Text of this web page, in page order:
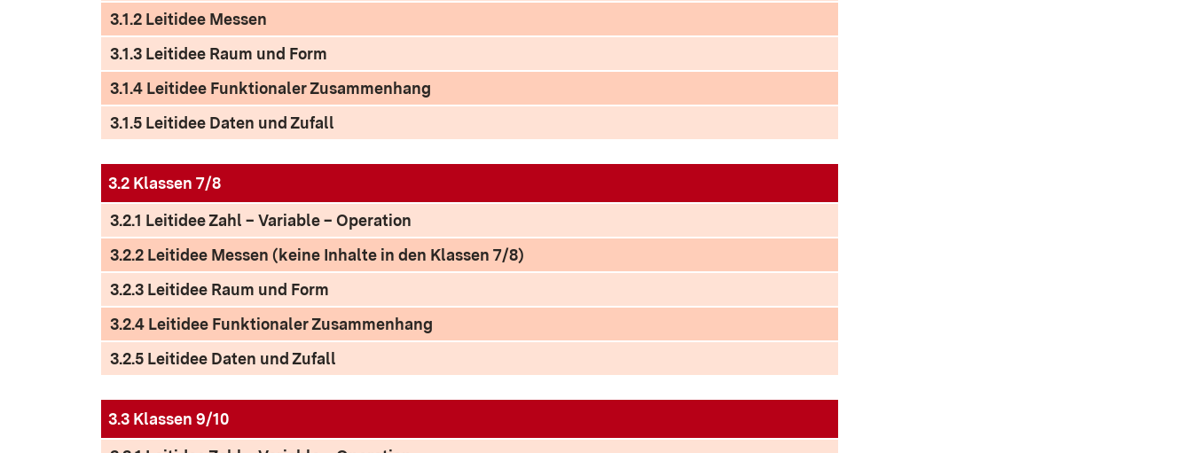
3.1.2 Leitidee Messen
3.1.3 Leitidee Raum und Form
3.1.4 Leitidee Funktionaler Zusammenhang
3.1.5 Leitidee Daten und Zufall
3.2 Klassen 7/8
3.2.1 Leitidee Zahl – Variable – Operation
3.2.2 Leitidee Messen (keine Inhalte in den Klassen 7/8)
3.2.3 Leitidee Raum und Form
3.2.4 Leitidee Funktionaler Zusammenhang
3.2.5 Leitidee Daten und Zufall
3.3 Klassen 9/10